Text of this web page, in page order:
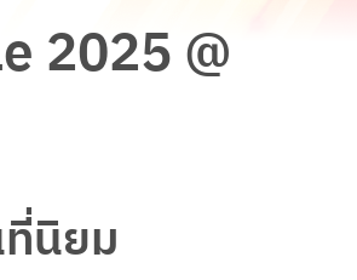
2025 @
นิยม